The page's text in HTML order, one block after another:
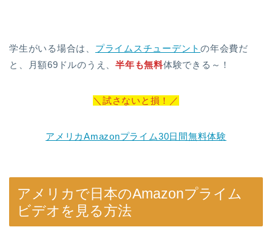
学生がいる場合は、 プライムスチューデントの年会費だ
と、月額69ドルのうえ、半年も無料体験できる～！
＼試さないと損！／
アメリカAmazonプライム30日間無料体験
アメリカで日本のAmazonプライム
ビデオを見る方法